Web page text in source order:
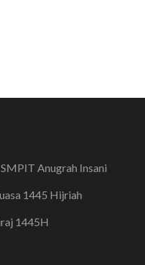
Anugrah Insani
1445 Hijriah
1445H